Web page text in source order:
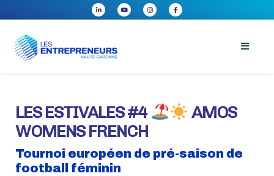
LES ESTIVALES #4
AMOS
WOMENS FRENCH
Tournoi européen de pré-saison de
football féminin